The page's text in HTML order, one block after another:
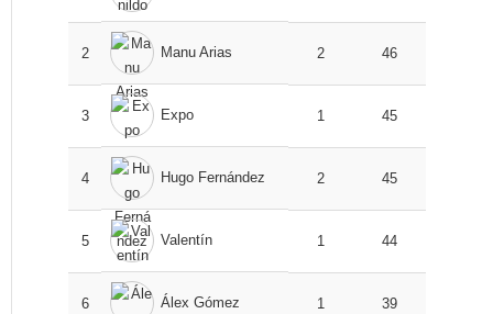
2 Manu Arias 2 46
3 Expo 1 45
4 Hugo Fernández 2 45
5 Valentín 1 44
6 Álex Gómez 1 39